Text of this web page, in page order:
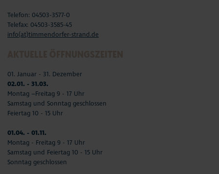
Telefon: 04503-3577-0
Telefax: 04503-3585-45
info(at)timmendorfer-strand.de
01. Januar - 31. Dezember
02.01. - 31.03.
Montag –Freitag 9 - 17 Uhr
Samstag und Sonntag geschlossen
Feiertag 10 - 15 Uhr
01.04. - 01.11.
Montag - Freitag 9 - 17 Uhr
Samstag und Feiertag 10 - 15 Uhr
Sonntag geschlossen